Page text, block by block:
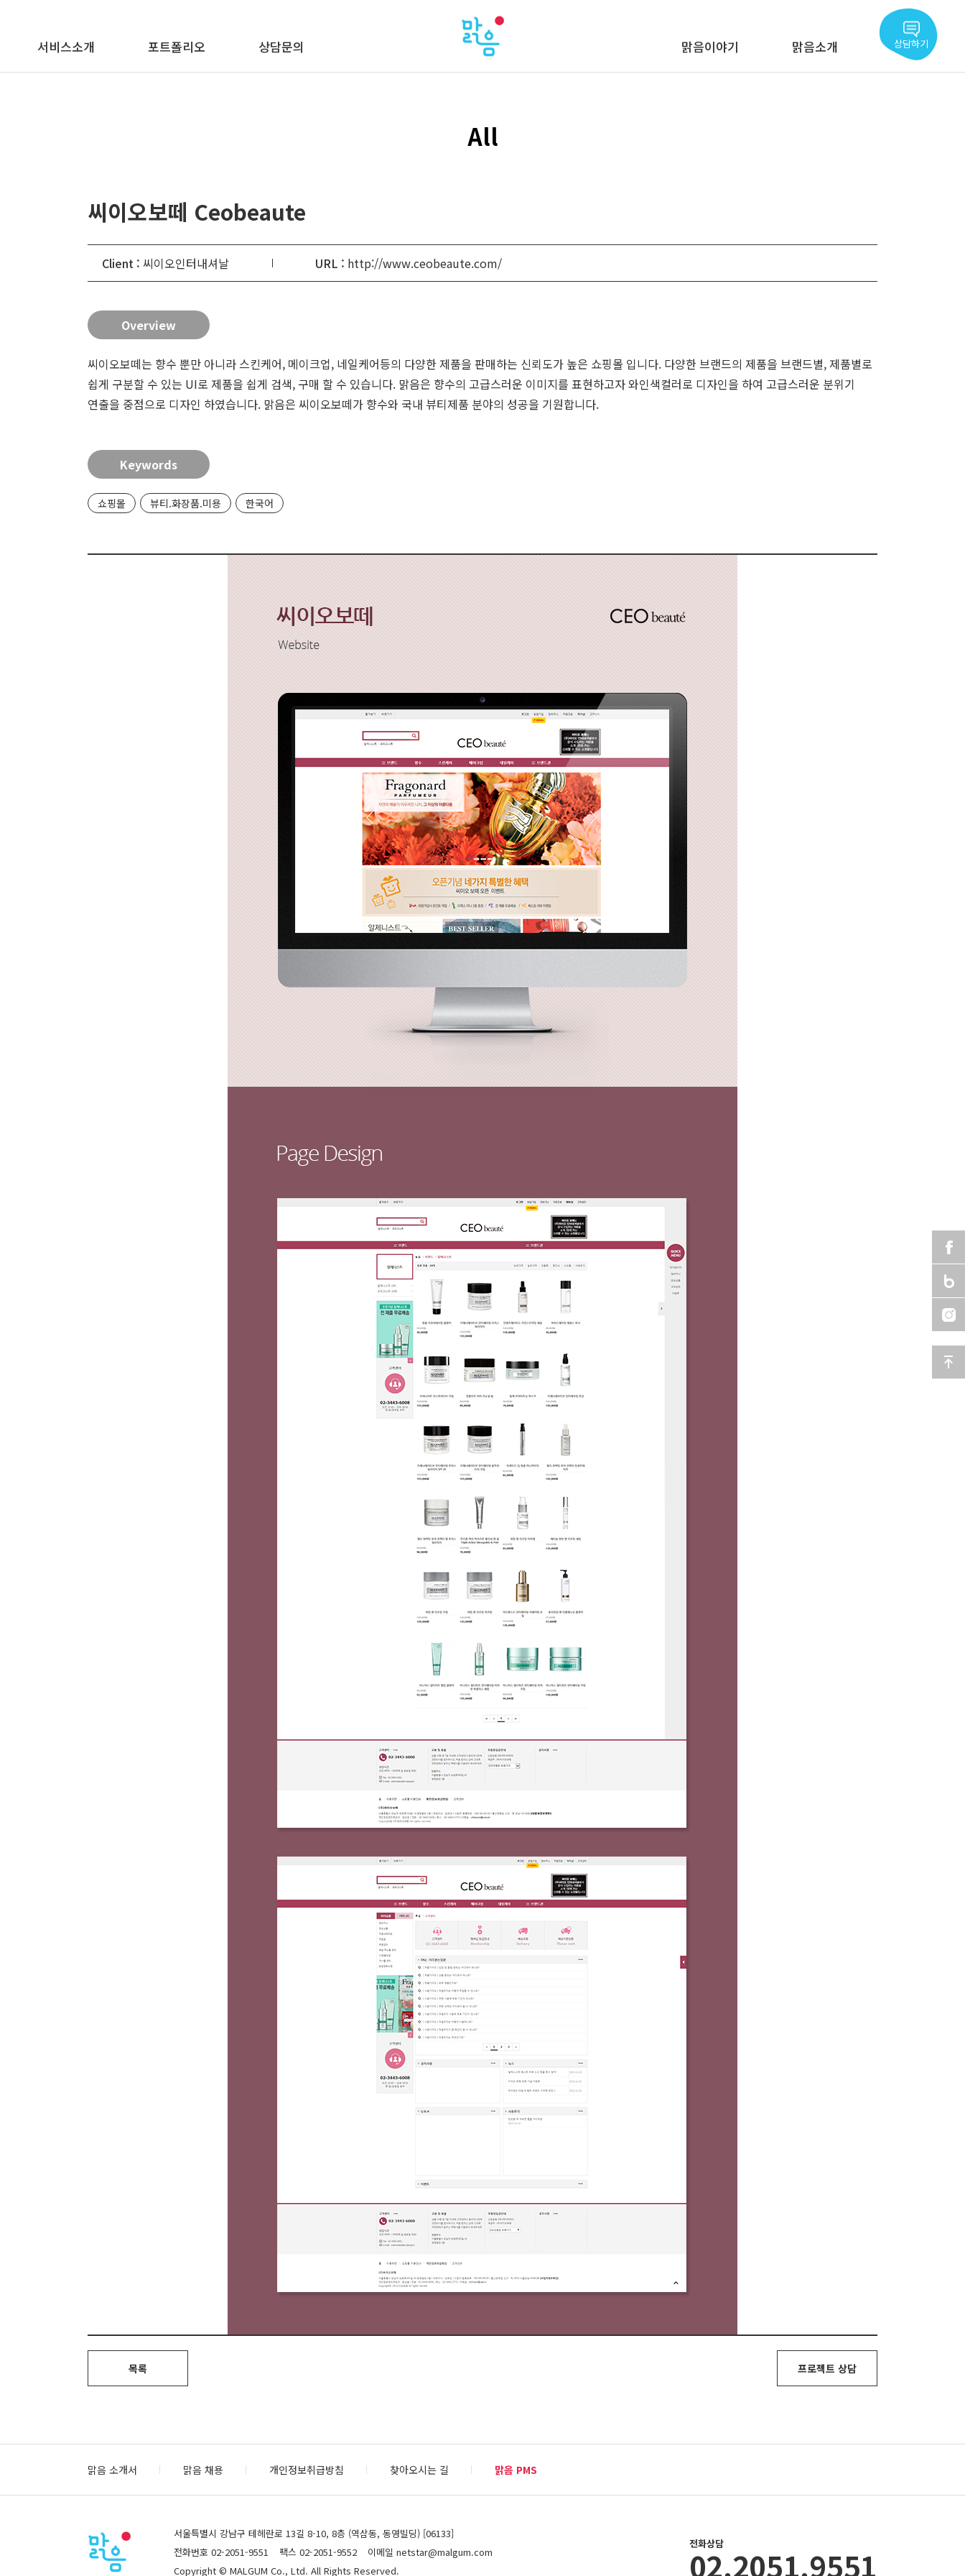
상담하기
서비스소개 포트폴리오 상담문의 맑음이야기 맑음소개
All
씨이오보떼 Ceobeaute
Client : 씨이오인터내셔날 URL : http://www.ceobeaute.com/
Overview
씨이오보떼는 향수 뿐만 아니라 스킨케어, 메이크업, 네일케어등의 다양한 제품을 판매하는 신뢰도가 높은 쇼핑몰 입니다. 다양한 브랜드의 제품을 브랜드별, 제품별로
쉽게 구분할 수 있는 UI로 제품을 쉽게 검색, 구매 할 수 있습니다. 맑음은 향수의 고급스러운 이미지를 표현하고자 와인색컬러로 디자인을 하여 고급스러운 분위기
연출을 중점으로 디자인 하였습니다. 맑음은 씨이오보떼가 향수와 국내 뷰티제품 분야의 성공을 기원합니다.
Keywords
쇼핑몰 뷰티.화장품.미용 한국어
목록 프로젝트 상담
맑음 소개서 맑음 채용 개인정보취급방침 찾아오시는 길 맑음 PMS
서울특별시 강남구 테헤란로 13길 8-10, 8층 (역삼동, 동영빌딩) [06133]
전화번호 02-2051-9551
팩스 02-2051-9552
이메일 netstar@malgum.com
Copyright © MALGUM Co., Ltd. All Rights Reserved.
전화상담
02.2051.9551